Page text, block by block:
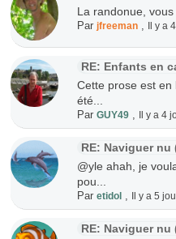
La randonue, vous
Par jfreeman, Il y a
RE: Enfants en
Cette prose est en
été...
Par GUY49, Il y a 4
RE: Naviguer nu
@yle ahah, je
pou...
Par etidol, Il y a 5
RE: Naviguer nu